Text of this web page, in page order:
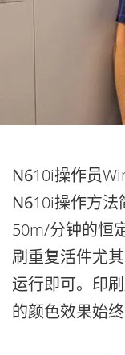
N610i操作员
N610i操作方法
50m/分钟的恒
刷重复活件尤
运行即可。印
的颜色效果始